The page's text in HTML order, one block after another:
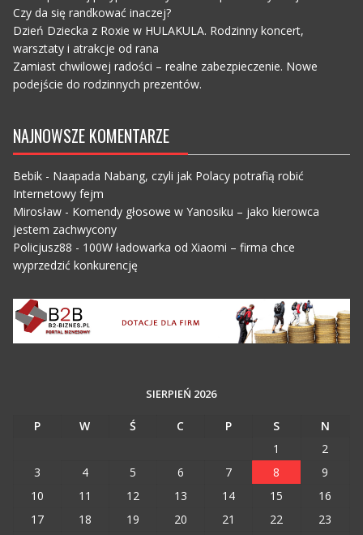
Czy da się randkować inaczej?
Dzień Dziecka z Roxie w HULAKULA. Rodzinny koncert,
warsztaty i atrakcje od rana
Zamiast chwilowej radości – realne zabezpieczenie. Nowe
podejście do rodzinnych prezentów.
NAJNOWSZE KOMENTARZE
Bebik- Naapada Nabang, czyli jak Polacy potrafią robić
Internetowy fejm
Mirosław- Komendy głosowe w Yanosiku – jako kierowca
jestem zachwycony
Policjusz88 - 100W ładowarka od Xiaomi – firma chce
wyprzedzić konkurencję
SIERPIEŃ 2026
P W Ś C P S
N
1
2
3
4 5 6 7 8
9
10
11 12 13 14 15
16
17
18 19 20 21 22
23